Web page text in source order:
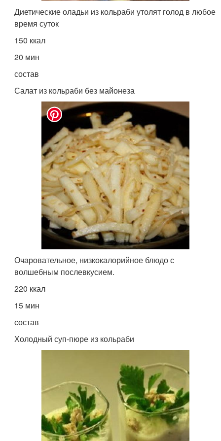
Диетические оладьи из кольраби утолят голод в любое
время суток
150 ккал
20 мин
состав
Салат из кольраби без майонеза
Очаровательное, низкокалорийное блюдо с
волшебным послевкусием.
220 ккал
15 мин
состав
Холодный суп-пюре из кольраби